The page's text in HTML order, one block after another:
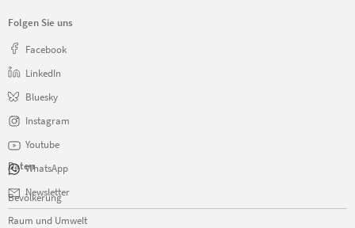
Folgen Sie uns
Facebook
LinkedIn
Bluesky
Instagram
Youtube
WhatsApp
Newsletter
Daten
Navigation
überspringen
Bevölkerung
Raum und Umwelt